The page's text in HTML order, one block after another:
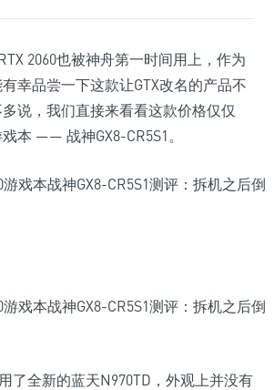
2060也被神舟第一时间用上，作为
幸品尝一下这款让GTX改名的产品不
说，我们直接来看看这款价格仅仅
本 —— 战神GX8-CR5S1。
了全新的蓝天N970TD，外观上并没有